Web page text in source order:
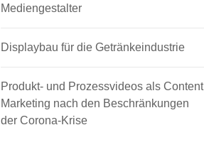
Mediengestalter
Displaybau für die Getränkeindustrie
Produkt- und Prozessvideos als Content
Marketing nach den Beschränkungen
der Corona-Krise